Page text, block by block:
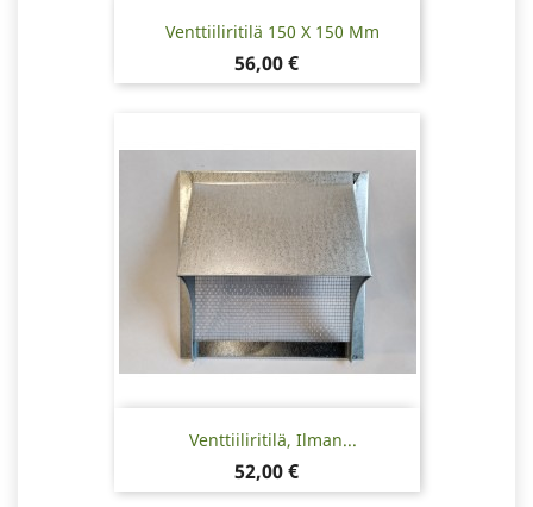
Venttiiliritilä 150 X 150 Mm
Hinta
56,00 €
Venttiiliritilä, Ilman...
Hinta
52,00 €